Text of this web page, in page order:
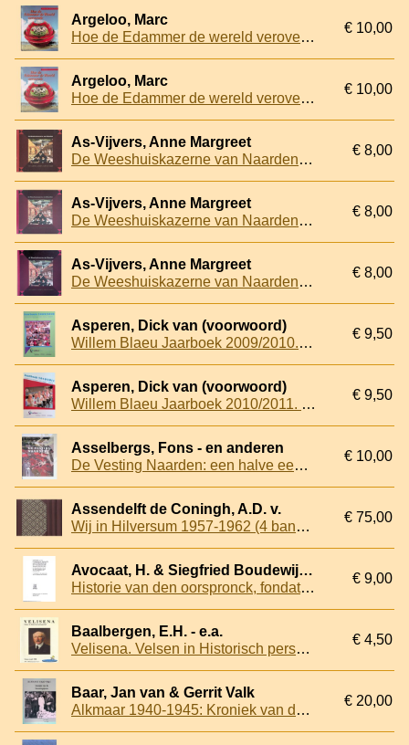
Argeloo, Marc
Hoe de Edammer de wereld veroverde: de geschiedenis van een rond kaasje
€ 10,00
Argeloo, Marc
Hoe de Edammer de wereld veroverde: de geschiedenis van een rond kaasje
€ 10,00
As-Vijvers, Anne Margreet
De Weeshuiskazerne van Naarden: over susteren, soldaten, walen en wezen
€ 8,00
As-Vijvers, Anne Margreet
De Weeshuiskazerne van Naarden: over susteren, soldaten, walen en wezen
€ 8,00
As-Vijvers, Anne Margreet
De Weeshuiskazerne van Naarden: over susteren, soldaten, walen en wezen
€ 8,00
Asperen, Dick van (voorwoord)
Willem Blaeu Jaarboek 2009/2010. Eindexamen leerlingen VWO - HAVO - VMBO-TL
€ 9,50
Asperen, Dick van (voorwoord)
Willem Blaeu Jaarboek 2010/2011. Eindexamen leerlingen VWO - HAVO - VMBO-TL
€ 9,50
Asselbergs, Fons - en anderen
De Vesting Naarden: een halve eeuw restaureren
€ 10,00
Assendelft de Coningh, A.D. v.
Wij in Hilversum 1957-1962 (4 banden)
€ 75,00
Avocaat, H. & Siegfried Boudewijn Johan Zilverberg
Historie van den oorspronck, fondatie ende voortganck der seer vermaerder zee ende koopstadt Enchuysen met sijn gelegentheijth, ende wat haer mede is gepasseert, van den jare na Christi geboorte 1100, tot den jare 1653
€ 9,00
Baalbergen, E.H. - e.a.
Velisena. Velsen in Historisch perspectief. Velsen rond 1900
€ 4,50
Baar, Jan van & Gerrit Valk
Alkmaar 1940-1945: Kroniek van de bezettingsjaren
€ 20,00